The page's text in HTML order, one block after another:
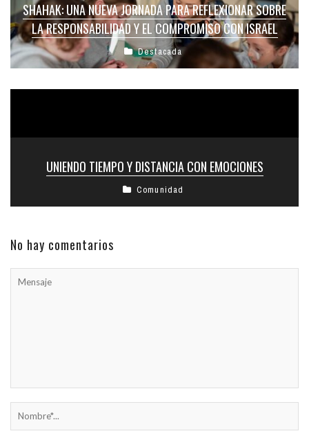
SHAHAK: UNA NUEVA JORNADA PARA REFLEXIONAR SOBRE
LA RESPONSABILIDAD Y EL COMPROMISO CON ISRAEL
Destacada
UNIENDO TIEMPO Y DISTANCIA CON EMOCIONES
Comunidad
No hay comentarios